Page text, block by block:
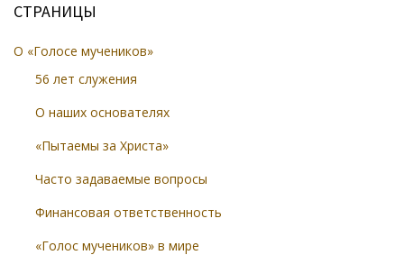
СТРАНИЦЫ
О «Голосе мучеников»
56 лет служения
О наших основателях
«Пытаемы за Христа»
Часто задаваемые вопросы
Финансовая ответственность
«Голос мучеников» в мире